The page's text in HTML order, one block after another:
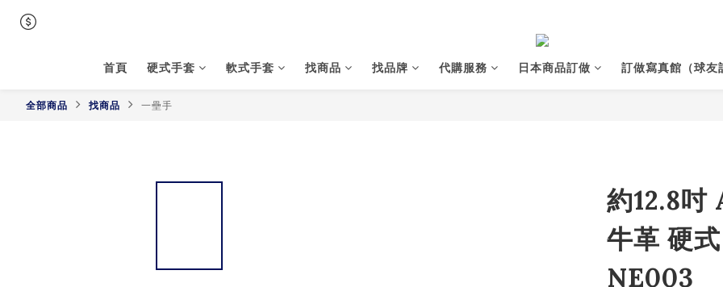
首頁 硬式手套 軟式手套 找商品 找品牌 代購服務 日本商品訂做 訂做寫真館（球友
全部商品 找商品 一壘手
約12.8吋
牛革 硬
NE003